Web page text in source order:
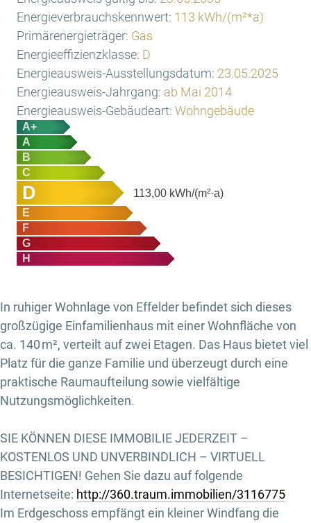
Energieverbrauchskennwert: 113 kWh/(m²*a)
Primärenergieträger: Gas
Energieeffizienzklasse: D
Energieausweis-Ausstellungsdatum: 23.05.2025
Energieausweis-Jahrgang: ab Mai 2014
Energieausweis-Gebäudeart: Wohngebäude
A+
A
B
C
D 113,00 kWh/(m²·a)
E
F
G
H
In ruhiger Wohnlage von Effelder befindet sich dieses
großzügige Einfamilienhaus mit einer Wohnfläche von
ca. 140 m², verteilt auf zwei Etagen. Das Haus bietet viel
Platz für die ganze Familie und überzeugt durch eine
praktische Raumaufteilung sowie vielfältige
Nutzungsmöglichkeiten.
SIE KÖNNEN DIESE IMMOBILIE JEDERZEIT –
KOSTENLOS UND UNVERBINDLICH – VIRTUELL
BESICHTIGEN! Gehen Sie dazu auf folgende
Internetseite: http://360.traum.immobilien/3116775
Im Erdgeschoss empfängt ein kleiner Windfang die